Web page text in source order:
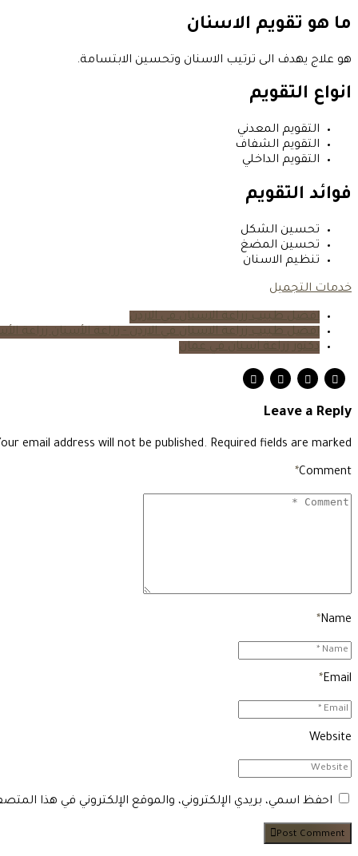
ما هو تقويم الاسنان
هو علاج يهدف الى ترتيب الاسنان وتحسين الابتسامة.
انواع التقويم
التقويم المعدني
التقويم الشفاف
التقويم الداخلي
فوائد التقويم
تحسين الشكل
تحسين المضغ
تنظيم الاسنان
خدمات التجميل
Leave a Reply
email address will not be published. Required fields are marked *
Comment
*
Name
*
Email
*
Website
احفظ اسمي، بريدي الإلكتروني، والموقع الإلكتروني في هذا
Post Comment